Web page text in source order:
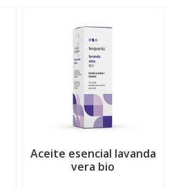
Aceite esencial lavanda
vera bio